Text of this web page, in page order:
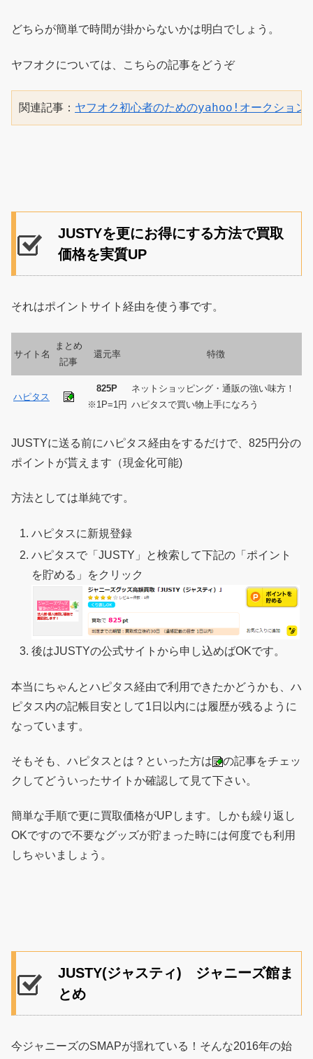
どちらが簡単で時間が掛からないかは明白でしょう。
ヤフオクについては、こちらの記事をどうぞ
関連記事： ヤフオク初心者のためのyahoo!オークション
JUSTYを更にお得にする方法で買取
価格を実質UP
それはポイントサイト経由を使う事です。
サイト名
まとめ
記事
還元率 特徴
ハピタス
825P
※1P=1円
ネットショッピング・通販の強い味方！
ハピタスで買い物上手になろう
JUSTYに送る前にハピタス経由をするだけで、825円分の
ポイントが貰えます（現金化可能)
方法としては単純です。
ハピタスに新規登録
ハピタスで「JUSTY」と検索して下記の「ポイント
を貯める」をクリック
後はJUSTYの公式サイトから申し込めばOKです。
本当にちゃんとハピタス経由で利用できたかどうかも、ハ
ピタス内の記帳目安として1日以内には履歴が残るように
なっています。
そもそも、ハピタスとは？といった方は
の記事をチェッ
クしてどういったサイトか確認して見て下さい。
簡単な手順で更に買取価格がUPします。しかも繰り返し
OKですので不要なグッズが貯まった時には何度でも利用
しちゃいましょう。
JUSTY(ジャスティ) ジャニーズ館ま
とめ
今ジャニーズのSMAPが揺れている！そんな2016年の始